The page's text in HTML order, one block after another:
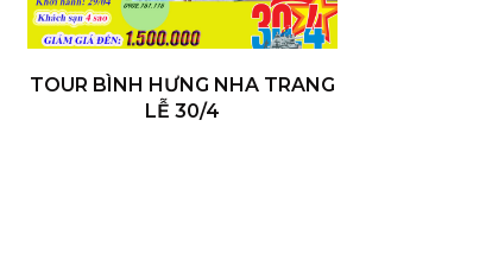
TOUR BÌNH HƯNG NHA TRANG
LỄ 30/4